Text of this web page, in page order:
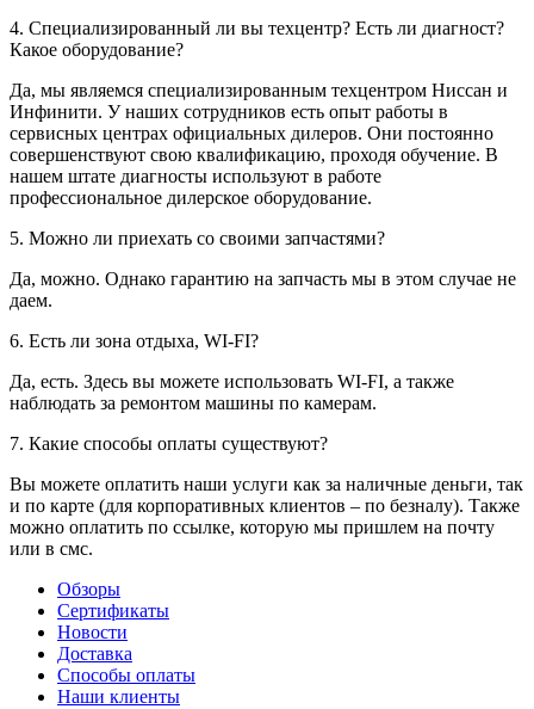
4. Специализированный ли вы техцентр? Есть ли диагност?
Какое оборудование?
Да, мы являемся специализированным техцентром Ниссан и
Инфинити. У наших сотрудников есть опыт работы в
сервисных центрах официальных дилеров. Они постоянно
совершенствуют свою квалификацию, проходя обучение. В
нашем штате диагносты используют в работе
профессиональное дилерское оборудование.
5. Можно ли приехать со своими запчастями?
Да, можно. Однако гарантию на запчасть мы в этом случае не
даем.
6. Есть ли зона отдыха, WI-FI?
Да, есть. Здесь вы можете использовать WI-FI, а также
наблюдать за ремонтом машины по камерам.
7. Какие способы оплаты существуют?
Вы можете оплатить наши услуги как за наличные деньги, так
и по карте (для корпоративных клиентов – по безналу). Также
можно оплатить по ссылке, которую мы пришлем на почту
или в смс.
Обзоры
Сертификаты
Новости
Доставка
Способы оплаты
Наши клиенты